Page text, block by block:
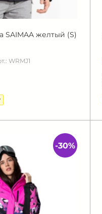
SAIMAA желтый (S)
WRMJ1
-30%